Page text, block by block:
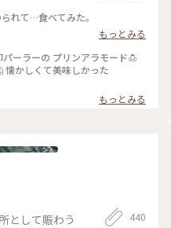
じ☆につられて…食べてみた。
もっとみる
ーラーの プリンアラモード🍮
懐かしくて美味しかった
もっとみる
として賑わう 440